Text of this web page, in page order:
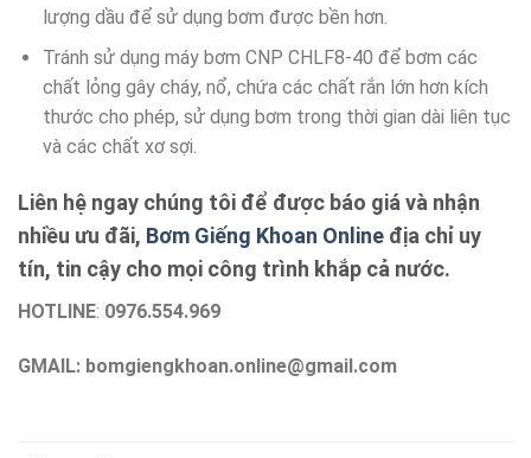
lượng dầu để sử dụng bơm được bền hơn.
Tránh sử dụng máy bơm CNP CHLF8-40 để bơm các
chất lỏng gây cháy, nổ, chứa các chất rắn lớn hơn kích
thước cho phép, sử dụng bơm trong thời gian dài liên tục
và các chất xơ sợi.
Liên hệ ngay chúng tôi để được báo giá và nhận
nhiều ưu đãi, Bơm Giếng Khoan Online địa chỉ uy
tín, tin cậy cho mọi công trình khắp cả nước.
HOTLINE: 0976.554.969
GMAIL: bomgiengkhoan.online@gmail.com